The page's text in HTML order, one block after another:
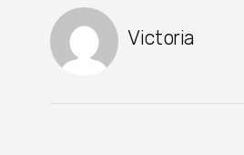
Victoria